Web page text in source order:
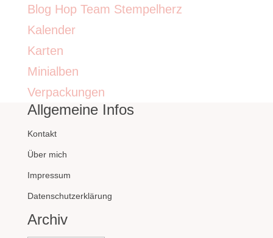
Blog Hop Team Stempelherz
Kalender
Karten
Minialben
Verpackungen
Allgemeine Infos
Kontakt
Über mich
Impressum
Datenschutzerklärung
Archiv